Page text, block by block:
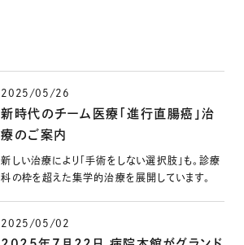
2025/05/26
新時代のチーム医療「進行直腸癌」治
療のご案内
新しい治療により「手術をしない選択肢」も。診療
科の枠を超えた集学的治療を展開しています。
2025/05/02